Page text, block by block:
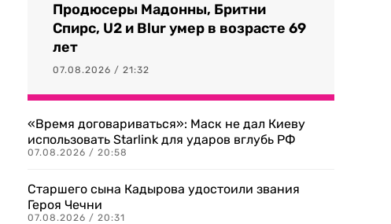
Продюсеры Мадонны, Бритни
Спирс, U2 и Blur умер в возрасте 69
лет
07.08.2026 / 21:32
«Время договариваться»: Маск не дал Киеву
использовать Starlink для ударов вглубь РФ
07.08.2026 / 20:58
Старшего сына Кадырова удостоили звания
Героя Чечни
07.08.2026 / 20:31